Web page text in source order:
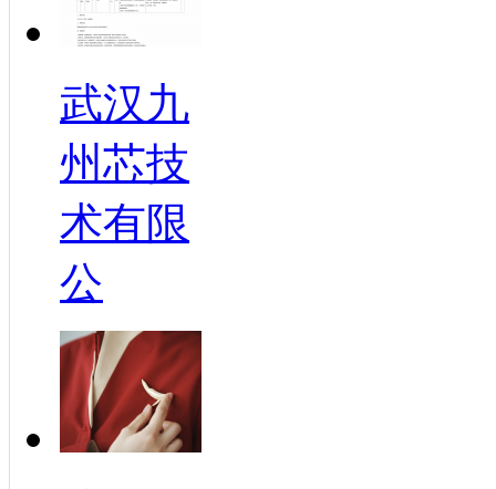
武汉九
州芯技
术有限
公